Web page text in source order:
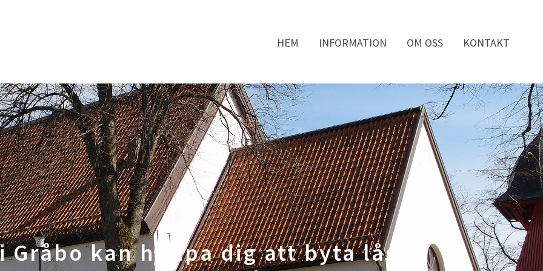
HEM INFORMATION OM OSS KONTAKT
Gråbo kan hjälpa dig att byta lås i